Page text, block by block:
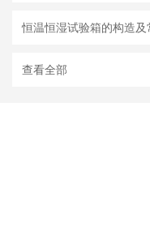
查看全部